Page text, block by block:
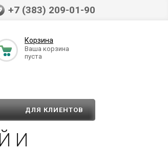
+7 (383) 209-01-90
Корзина
Ваша корзина
пуста
ДЛЯ КЛИЕНТОВ
И